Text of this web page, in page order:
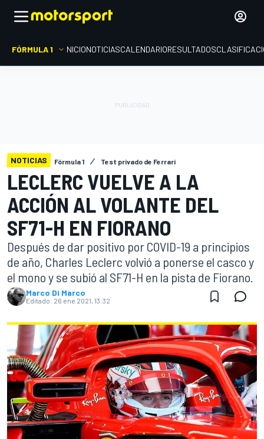
FÓRMULA 1 INICIONOTICIASCALENDARIORESULTADOS
NOTICIAS Fórmula 1 Test privado de Ferrari
LECLERC VUELVE A LA
ACCIÓN AL VOLANTE DEL
SF71-H EN FIORANO
Después de dar positivo por COVID-19 a principios
de año, Charles Leclerc volvió a ponerse el casco y
el mono y se subió al SF71-H en la pista de Fiorano.
Marco Di Marco
Editado: 26 ene 2021, 13:32